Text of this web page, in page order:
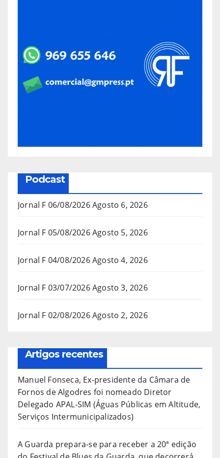
Podcast
Jornal F 06/08/2026Agosto 6, 2026
Jornal F 05/08/2026Agosto 5, 2026
Jornal F 04/08/2026Agosto 4, 2026
Jornal F 03/07/2026Agosto 3, 2026
Jornal F 02/08/2026Agosto 2, 2026
Artigos recentes
Manuel Fonseca, Ex-presidente da Câmara de
Fornos de Algodres foi nomeado Diretor
Delegado APAL-SIM (Águas Públicas em Altitude,
Serviços Intermunicipalizados)
A Guarda prepara-se para receber a 20ª edição